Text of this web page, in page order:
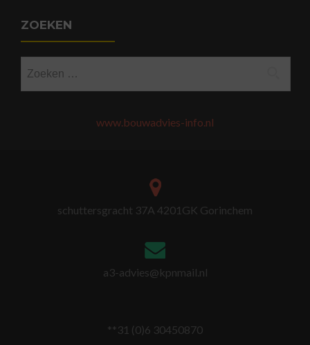
ZOEKEN
naar:
www.bouwadvies-info.nl
schuttersgracht 37A 4201GK Gorinchem
a3-advies@kpnmail.nl
**31 (0)6 30450870